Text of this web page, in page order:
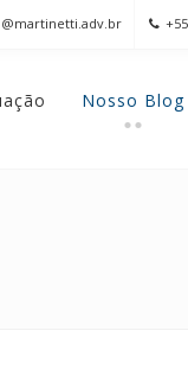
Nosso Blog